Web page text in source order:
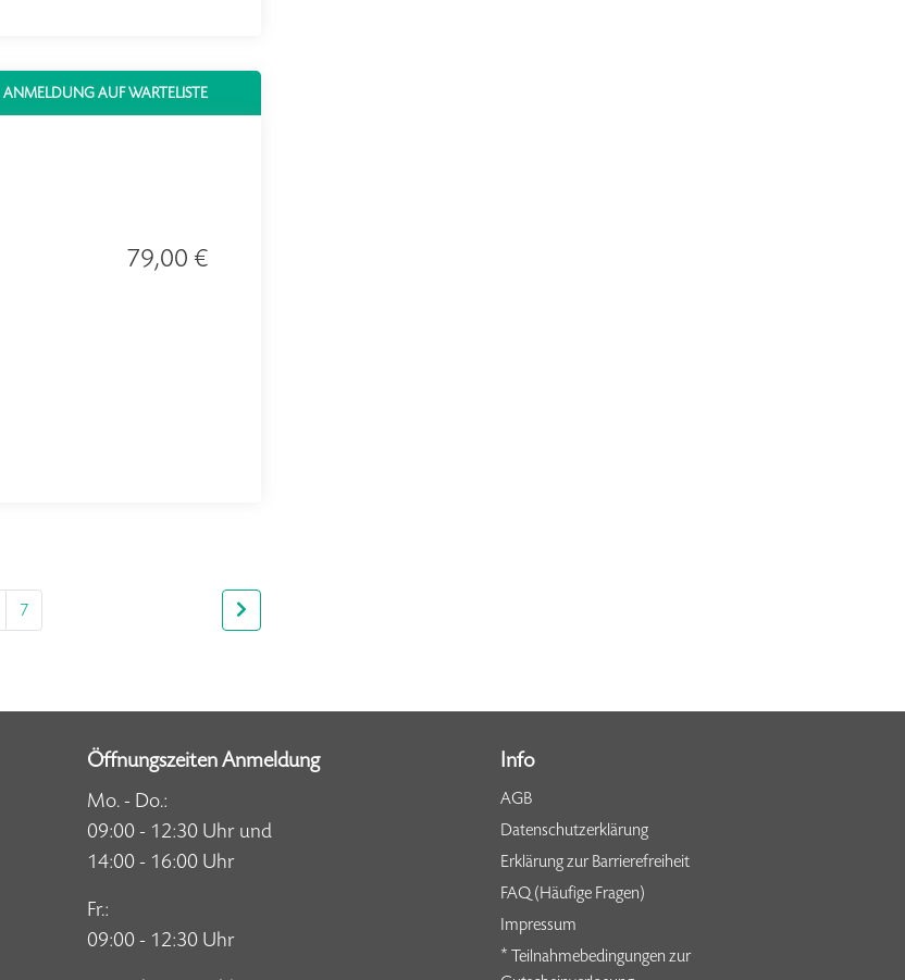
ANMELDUNG AUF WARTELISTE
79,00 €
7
Öffnungszeiten Anmeldung
Mo. - Do.:
09:00 - 12:30 Uhr und
14:00 - 16:00 Uhr
Fr.:
09:00 - 12:30 Uhr
Info
AGB
Datenschutzerklärung
Erklärung zur Barrierefreiheit
FAQ (Häufige Fragen)
Impressum
* Teilnahmebedingungen zur